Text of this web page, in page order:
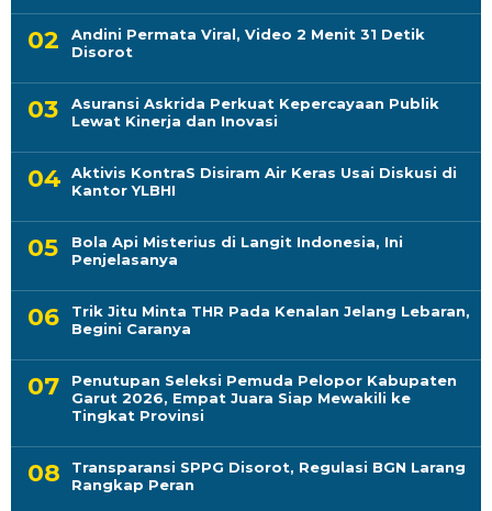
Andini Permata Viral, Video 2 Menit 31 Detik
Disorot
Asuransi Askrida Perkuat Kepercayaan Publik
Lewat Kinerja dan Inovasi
Aktivis KontraS Disiram Air Keras Usai Diskusi di
Kantor YLBHI
Bola Api Misterius di Langit Indonesia, Ini
Penjelasanya
Trik Jitu Minta THR Pada Kenalan Jelang Lebaran,
Begini Caranya
Penutupan Seleksi Pemuda Pelopor Kabupaten
Garut 2026, Empat Juara Siap Mewakili ke
Tingkat Provinsi
Transparansi SPPG Disorot, Regulasi BGN Larang
Rangkap Peran